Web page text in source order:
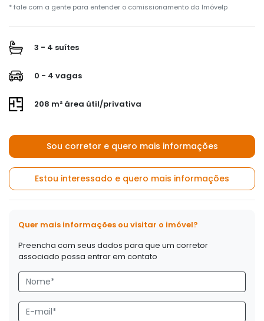
* fale com a gente para entender o comissionamento da Imóvelp
3 - 4 suítes
0 - 4 vagas
208 m² área útil/privativa
Sou corretor e quero mais informações
Estou interessado e quero mais informações
Quer mais informações ou visitar o imóvel?
Preencha com seus dados para que um corretor
associado possa entrar em contato